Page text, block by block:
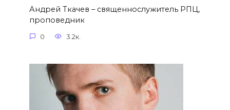
Андрей Ткачев – священнослужитель РПЦ,
проповедник
0 3.2к.